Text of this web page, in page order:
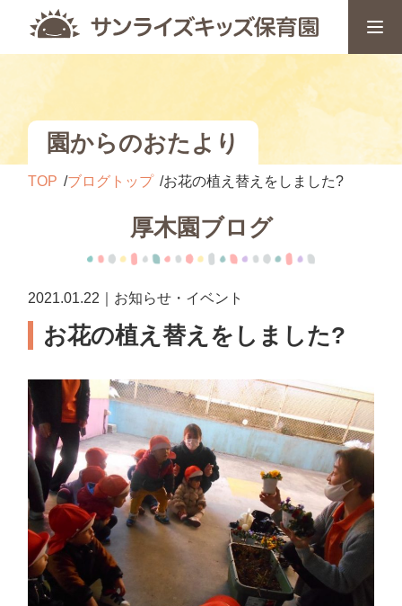
園からのおたより
TOP ブログトップ お花の植え替えをしました?
厚木園ブログ
2021.01.22｜お知らせ・イベント
お花の植え替えをしました?